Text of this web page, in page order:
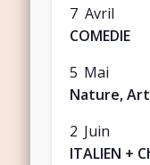
7
COMEDIE
5
Nature,
2 Juin
ITALIEN +